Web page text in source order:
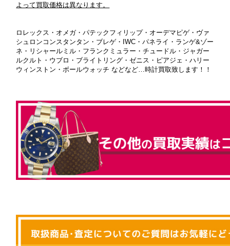
よって買取価格は異なります。
ロレックス・オメガ・パテックフィリップ・オーデマピゲ・ヴァ
シュロンコンスタンタン・ブレゲ・IWC・パネライ・ランゲ&ゾー
ネ・リシャールミル・フランクミュラー・チュードル・ジャガー
ルクルト・ウブロ・ブライトリング・ゼニス・ピアジェ・ハリー
ウィンストン・ボールウォッチ などなど…時計買取致します！！